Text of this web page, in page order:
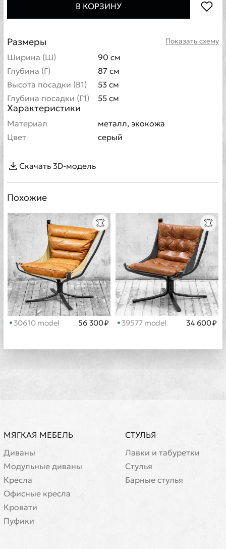
В КОРЗИНУ
Показать схему
Размеры
Ширина (Ш)
90 см
Глубина (Г)
87 см
Высота посадки (В1)
53 см
Глубина посадки (Г1)
55 см
Характеристики
Материал
металл, экокожа
Цвет
серый
Скачать 3D-модель
Похожие
30610 model 56 300 ₽ 39577 model 34 600 ₽
МЯГКАЯ МЕБЕЛЬ
Диваны
Модульные диваны
Кресла
Офисные кресла
Кровати
Пуфики
СТУЛЬЯ
Лавки и табуретки
Стулья
Барные стулья